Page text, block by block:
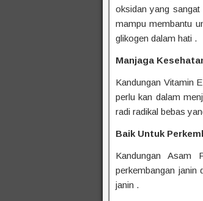
oksidan yang
mampu membantu
glikogen dalam hati .
Manjaga
Kandungan Vitamin
perlu kan dalam
radi radikal bebas
Baik Untuk
Kandungan Asam
perkembangan
janin .